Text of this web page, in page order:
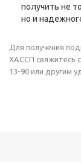
получить не
но и
Для получения
ХАССП свяжитесь
13-90 или другим